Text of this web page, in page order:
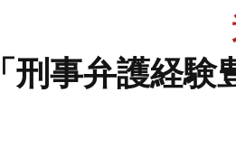
「刑事弁護経